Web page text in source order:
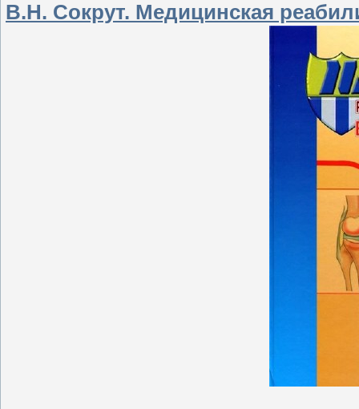
В.Н. Сокрут. Медицинская